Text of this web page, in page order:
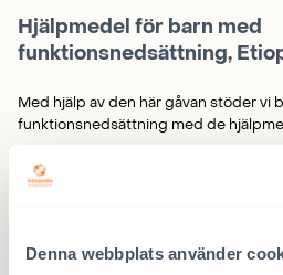
Denna webbplats använder
Hjälpmedel för barn med
funktionsnedsättning,
Med hjälp av den här gåvan stöder vi
funktionsnedsättning med de
funktionsnedsättning,